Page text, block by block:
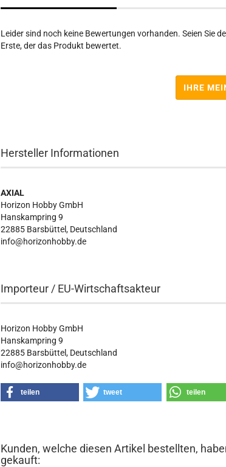
Leider sind noch keine Bewertungen vorhanden. Seien Sie
Erste, der das Produkt bewertet.
IHRE
Hersteller Informationen
AXIAL
Horizon Hobby GmbH
Hanskampring 9
22885 Barsbüttel, Deutschland
info@horizonhobby.de
Importeur / EU-Wirtschaftsakteur
Horizon Hobby GmbH
Hanskampring 9
22885 Barsbüttel, Deutschland
info@horizonhobby.de
teilen tweet teilen
Kunden, welche diesen Artikel bestellten,
gekauft: